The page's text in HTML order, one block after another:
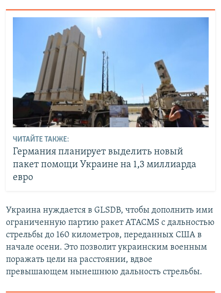
ЧИТАЙТЕ ТАКЖЕ:
Германия планирует выделить новый
пакет помощи Украине на 1,3 миллиарда
евро
Украина нуждается в GLSDB, чтобы дополнить ими
ограниченную партию ракет ATACMS с дальностью
стрельбы до 160 километров, переданных США в
начале осени. Это позволит украинским военным
поражать цели на расстоянии, вдвое
превышающем нынешнюю дальность стрельбы.